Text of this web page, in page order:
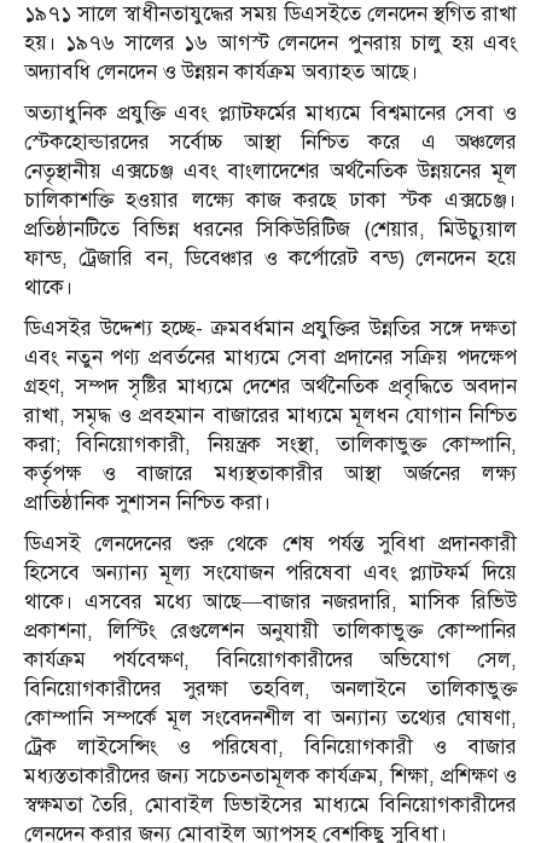
১৯৭১ সালে স্বাধীনতাযুদ্ধের সময় ডিএসইতে লেনদেন স্থগিত রাখা
হয়। ১৯৭৬ সালের ১৬ আগস্ট লেনদেন পুনরায় চালু হয় এবং
অদ্যাবধি লেনদেন ও উন্নয়ন কার্যক্রম অব্যাহত আছে।
অত্যাধুনিক প্রযুক্তি এবং প্ল্যাটফর্মের মাধ্যমে বিশ্বমানের সেবা ও
স্টেকহোল্ডারদের সর্বোচ্চ আস্থা নিশ্চিত করে এ অঞ্চলের
নেতৃস্থানীয় এক্সচেঞ্জ এবং বাংলাদেশের অর্থনৈতিক উন্নয়নের মূল
চালিকাশক্তি হওয়ার লক্ষ্যে কাজ করছে ঢাকা স্টক এক্সচেঞ্জ।
প্রতিষ্ঠানটিতে বিভিন্ন ধরনের সিকিউরিটিজ (শেয়ার, মিউচ্যুয়াল
ফান্ড, ট্রেজারি বন, ডিবেঞ্চার ও কর্পোরেট বন্ড) লেনদেন হয়ে
থাকে।
ডিএসইর উদ্দেশ্য হচ্ছে- ক্রমবর্ধমান প্রযুক্তির উন্নতির সঙ্গে দক্ষতা
এবং নতুন পণ্য প্রবর্তনের মাধ্যমে সেবা প্রদানের সক্রিয় পদক্ষেপ
গ্রহণ, সম্পদ সৃষ্টির মাধ্যমে দেশের অর্থনৈতিক প্রবৃদ্ধিতে অবদান
রাখা, সমৃদ্ধ ও প্রবহমান বাজারের মাধ্যমে মূলধন যোগান নিশ্চিত
করা; বিনিয়োগকারী, নিয়ন্ত্রক সংস্থা, তালিকাভুক্ত কোম্পানি,
কর্তৃপক্ষ ও বাজারে মধ্যস্থতাকারীর আস্থা অর্জনের লক্ষ্য
প্রাতিষ্ঠানিক সুশাসন নিশ্চিত করা।
ডিএসই লেনদেনের শুরু থেকে শেষ পর্যন্ত সুবিধা প্রদানকারী
হিসেবে অন্যান্য মূল্য সংযোজন পরিষেবা এবং প্ল্যাটফর্ম দিয়ে
থাকে। এসবের মধ্যে আছে—বাজার নজরদারি, মাসিক রিভিউ
প্রকাশনা, লিস্টিং রেগুলেশন অনুযায়ী তালিকাভুক্ত কোম্পানির
কার্যক্রম পর্যবেক্ষণ, বিনিয়োগকারীদের অভিযোগ সেল,
বিনিয়োগকারীদের সুরক্ষা তহবিল, অনলাইনে তালিকাভুক্ত
কোম্পানি সম্পর্কে মূল সংবেদনশীল বা অন্যান্য তথ্যের ঘোষণা,
ট্রেক লাইসেন্সিং ও পরিষেবা, বিনিয়োগকারী ও বাজার
মধ্যস্ততাকারীদের জন্য সচেতনতামূলক কার্যক্রম, শিক্ষা, প্রশিক্ষণ ও
স্বক্ষমতা তৈরি, মোবাইল ডিভাইসের মাধ্যমে বিনিয়োগকারীদের
লেনদেন করার জন্য মোবাইল অ্যাপসহ বেশকিছু সুবিধা।